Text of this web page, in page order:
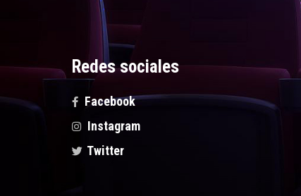
Redes sociales
Facebook
Instagram
Twitter